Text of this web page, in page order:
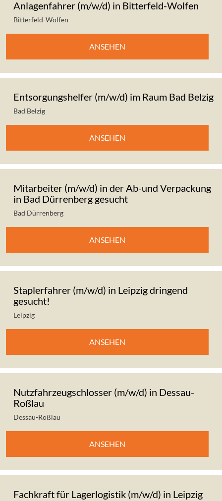
Anlagenfahrer (m/w/d) in Bitterfeld-Wolfen
Bitterfeld-Wolfen
ANSEHEN
Entsorgungshelfer (m/w/d) im Raum Bad Belzig
Bad Belzig
ANSEHEN
Mitarbeiter (m/w/d) in der Ab-und Verpackung
in Bad Dürrenberg gesucht
Bad Dürrenberg
ANSEHEN
Staplerfahrer (m/w/d) in Leipzig dringend
gesucht!
Leipzig
ANSEHEN
Nutzfahrzeugschlosser (m/w/d) in Dessau-
Roßlau
Dessau-Roßlau
ANSEHEN
Fachkraft für Lagerlogistik (m/w/d) in Leipzig